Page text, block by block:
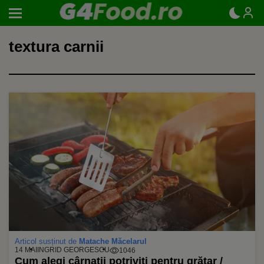
textura carnii
14 MAI INGRID GEORGESCU 1046
Cum alegi cârnații potriviți pentru grătar /
Articol susținut de Matache Măcelarul